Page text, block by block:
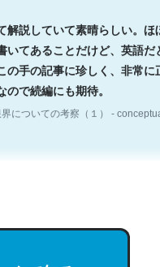
解説していて素晴らしい。ほ
いてあることだけど、英語だ
の手の記事に珍しく、非常に
ので続編にも期待。
界についての考察（１） -
ないので貴重な良記事。/続編
entry/